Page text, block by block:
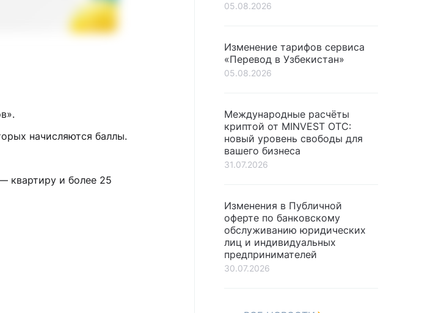
начисляются баллы.
квартиру и более 25
05.08.2026
Изменение тарифов сервиса
«Перевод в Узбекистан»
05.08.2026
Международные расчёты
криптой от MINVEST OTC:
новый уровень свободы для
вашего бизнеса
31.07.2026
Изменения в Публичной
оферте по банковскому
обслуживанию юридических
лиц и индивидуальных
предпринимателей
30.07.2026